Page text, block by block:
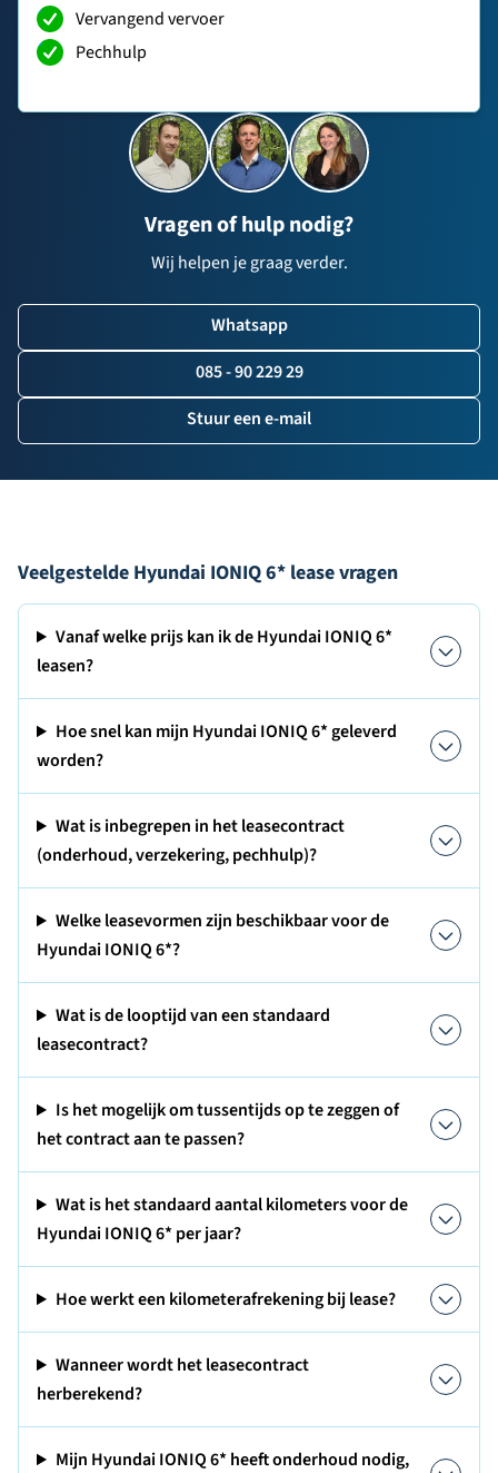
Vervangend vervoer
Pechhulp
Vragen of hulp nodig?
Wij helpen je graag verder.
Whatsapp
085 - 90 229 29
Stuur een e-mail
Veelgestelde Hyundai IONIQ 6* lease vragen
Vanaf welke prijs kan ik de Hyundai IONIQ 6*
leasen?
Hoe snel kan mijn Hyundai IONIQ 6* geleverd
worden?
Wat is inbegrepen in het leasecontract
(onderhoud, verzekering, pechhulp)?
Welke leasevormen zijn beschikbaar voor de
Hyundai IONIQ 6*?
Wat is de looptijd van een standaard
leasecontract?
Is het mogelijk om tussentijds op te zeggen of
het contract aan te passen?
Wat is het standaard aantal kilometers voor de
Hyundai IONIQ 6* per jaar?
Hoe werkt een kilometerafrekening bij lease?
Wanneer wordt het leasecontract
herberekend?
Mijn Hyundai IONIQ 6* heeft onderhoud nodig,